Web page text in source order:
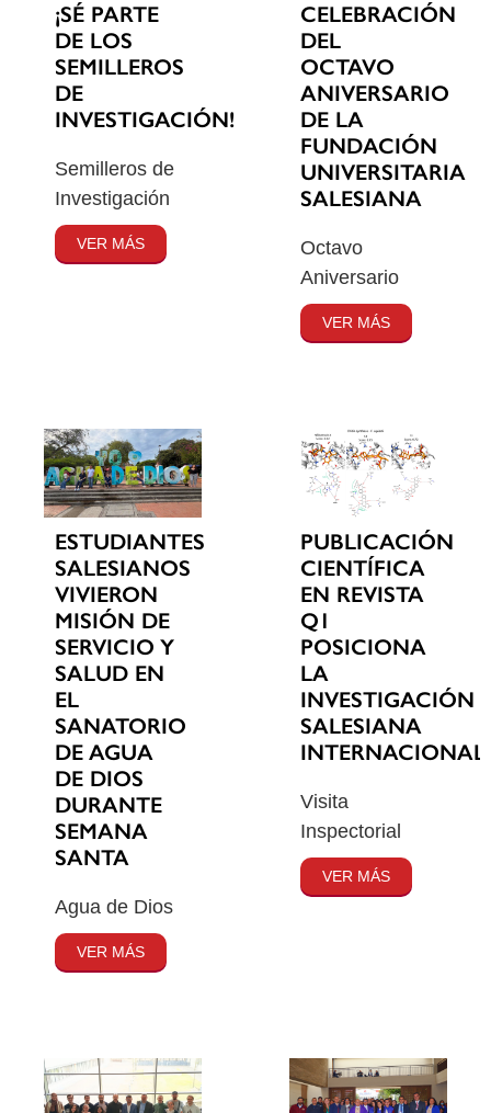
¡SÉ PARTE
DE LOS
SEMILLEROS
DE
INVESTIGACIÓN!
Semilleros de
Investigación
VER MÁS
CELEBRACIÓN
DEL
OCTAVO
ANIVERSARIO
DE LA
FUNDACIÓN
UNIVERSITARIA
SALESIANA
Octavo
Aniversario
VER MÁS
ESTUDIANTES
SALESIANOS
VIVIERON
MISIÓN DE
SERVICIO Y
SALUD EN
EL
SANATORIO
DE AGUA
DE DIOS
DURANTE
SEMANA
SANTA
Agua de Dios
VER MÁS
PUBLICACIÓN
CIENTÍFICA
EN REVISTA
Q1
POSICIONA
LA
INVESTIGACIÓN
SALESIANA
Visita
Inspectorial
VER MÁS